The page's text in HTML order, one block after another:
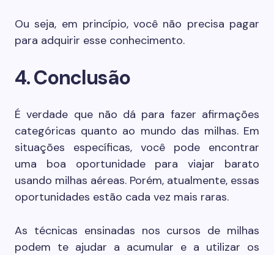
Ou seja, em princípio, você não precisa pagar
para adquirir esse conhecimento.
4. Conclusão
É verdade que não dá para fazer afirmações
categóricas quanto ao mundo das milhas. Em
situações específicas, você pode encontrar
uma boa oportunidade para viajar barato
usando milhas aéreas. Porém, atualmente, essas
oportunidades estão cada vez mais raras.
As técnicas ensinadas nos cursos de milhas
podem te ajudar a acumular e a utilizar os